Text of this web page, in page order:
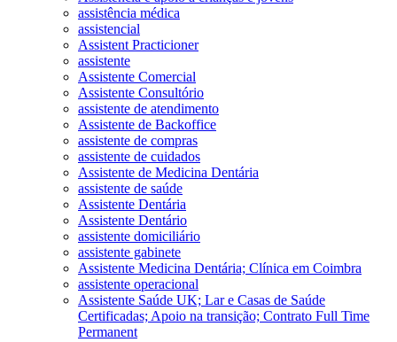
assistência médica
assistencial
Assistent Practicioner
assistente
Assistente Comercial
Assistente Consultório
assistente de atendimento
Assistente de Backoffice
assistente de compras
assistente de cuidados
Assistente de Medicina Dentária
assistente de saúde
Assistente Dentária
Assistente Dentário
assistente domiciliário
assistente gabinete
Assistente Medicina Dentária; Clínica em Coimbra
assistente operacional
Assistente Saúde UK; Lar e Casas de Saúde
Certificadas; Apoio na transição; Contrato Full Time
Permanent